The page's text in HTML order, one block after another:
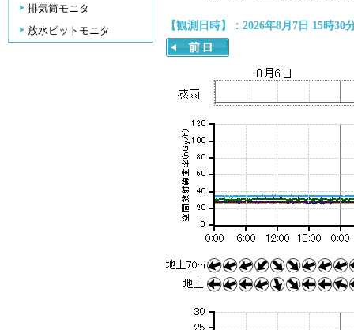
排気筒モニタ
放水ピットモニタ
【観測日時】：2026年8月7日 15時30